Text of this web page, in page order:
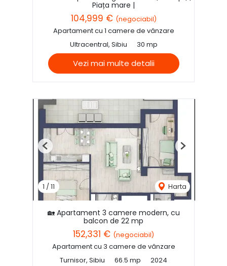
Piața mare |
104,999 € (negociabil)
Apartament cu 1 camere de vânzare
Ultracentral, Sibiu
30 mp
Vezi mai multe detalii
1 /11 Harta
Previous Next
🏡 Apartament 3 camere modern, cu
balcon de 22 mp
152,331 € (negociabil)
Apartament cu 3 camere de vânzare
Turnisor, Sibiu
66.5 mp 2024